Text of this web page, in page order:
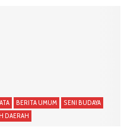
BERITA UMUM
SENI BUDAYA
DAERAH